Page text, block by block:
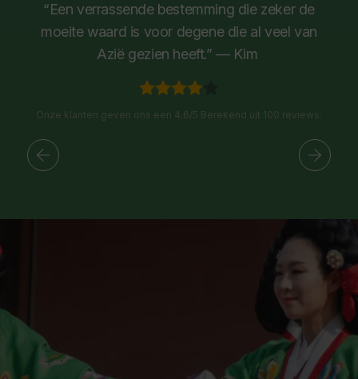
“Een verrassende bestemming die zeker de
moeite waard is voor degene die al veel van
Azië gezien heeft.” — Kim
Onze klanten geven ons een 4.6/5 Berekend uit 100 reviews.